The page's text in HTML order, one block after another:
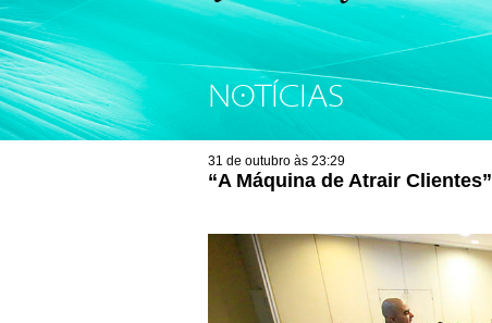
NOTÍCIAS
31 de outubro às 23:29
“A Máquina de Atrair